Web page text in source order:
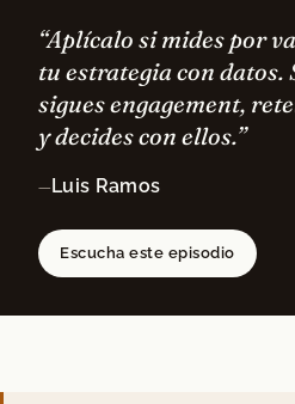
“Aplícalo si mides por
tu estrategia con datos.
sigues engagement,
y decides con ellos.”
— Luis Ramos
Escucha este episodio